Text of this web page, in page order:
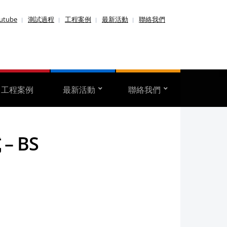
測試過程 工程案例 最新活動 聯絡我們
工程案例 最新活動 聯絡我們
BS